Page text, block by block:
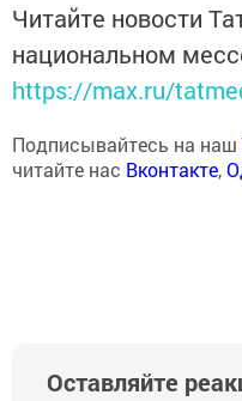
Читайте новости
национальном
https://max.ru/
Подписывайтесь на наш
читайте нас Вконтакте,
Оставляйте